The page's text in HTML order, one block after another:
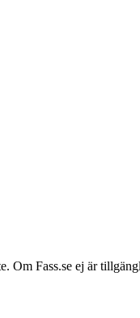
Om Fass.se ej är